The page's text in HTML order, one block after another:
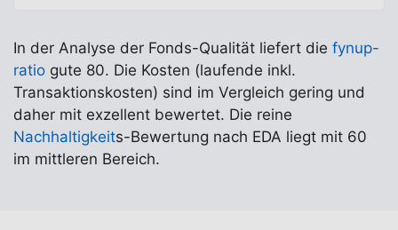
In der Analyse der Fonds-Qualität liefert die fynup-
ratio gute 80. Die Kosten (laufende inkl.
Transaktionskosten) sind im Vergleich gering und
daher mit exzellent bewertet. Die reine
Nachhaltigkeits-Bewertung nach EDA liegt mit 60
im mittleren Bereich.